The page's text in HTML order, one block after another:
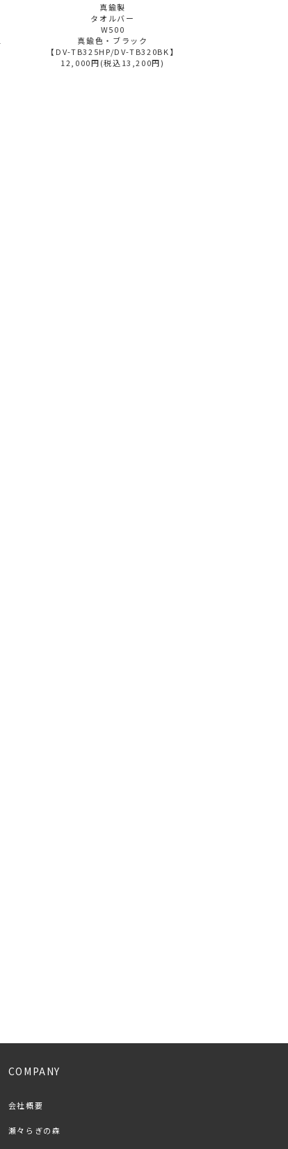
真鍮製
タオルバー
W500
真鍮色・ブラック
【DV-TB325HP/DV-TB320BK】
12,000円(税込13,200円)
COMPANY
会社概要
瀬々らぎの森